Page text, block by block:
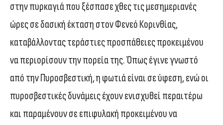
στην πυρκαγιά που ξέσπασε χθες τις μεσημεριανές
ώρες σε δασική έκταση στον Φενεό Κορινθίας,
καταβάλλοντας τεράστιες προσπάθειες προκειμένου
να περιορίσουν την πορεία της. Όπως έγινε γνωστό
από την Πυροσβεστική, η φωτιά είναι σε ύφεση, ενώ οι
πυροσβεστικές δυνάμεις έχουν ενισχυθεί περαιτέρω
και παραμένουν σε επιφυλακή προκειμένου να